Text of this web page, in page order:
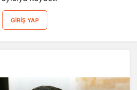
GIRIŞ YAP